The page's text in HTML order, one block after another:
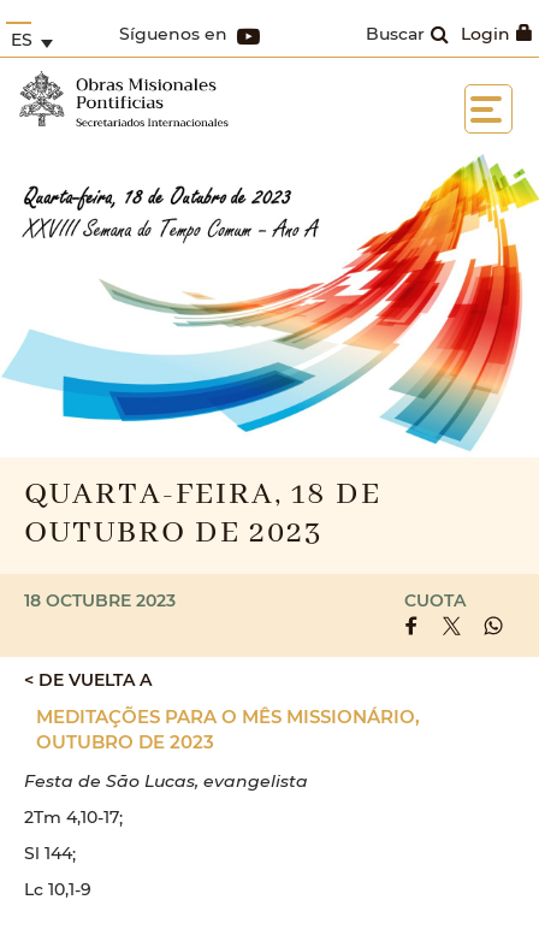
Login
Buscar
Síguenos en
ES
QUARTA-FEIRA, 18 DE
OUTUBRO DE 2023
18 OCTUBRE 2023 CUOTA
< DE VUELTA A
MEDITAÇÕES PARA O MÊS MISSIONÁRIO,
OUTUBRO DE 2023
Festa de São Lucas, evangelista
2Tm 4,10-17;
Sl 144;
Lc 10,1-9